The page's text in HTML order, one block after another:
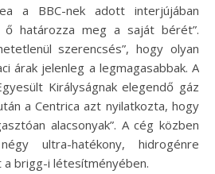
a BBC-nek adott interjújában
határozza meg a saját bérét”.
szerencsés”, hogy olyan
árak jelenleg a legmagasabbak. A
Királyságnak elegendő gáz
a Centrica azt nyilatkozta, hogy
alacsonyak”. A cég közben
ultra-hatékony, hidrogénre
brigg-i létesítményében.